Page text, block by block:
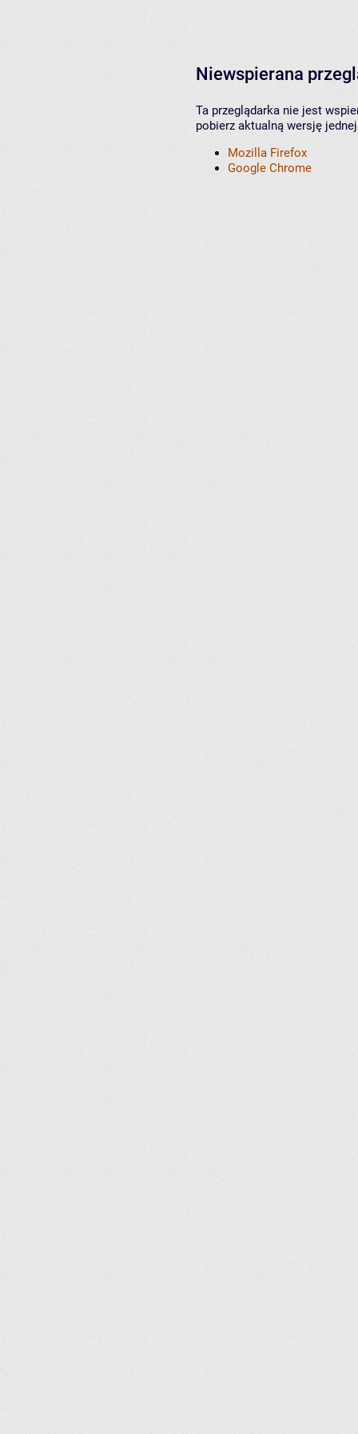
Niewspierana
Ta przeglądarka nie jest
pobierz aktualną wersję
Mozilla Firefox
Google Chrome